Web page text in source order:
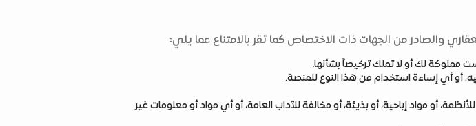
والصادر من الجهات ذات الاختصاص كما تقر بالامتناع عما يلي:
مملوكة لك أو لا تملك ترخيصاً بشأنها.
أو أي إساءة استخدام من هذا النوع للمنصة.
أو مواد إباحية، أو بذيئة، أو مخالفة للآداب العامة، أو أي مواد أو معلومات غير